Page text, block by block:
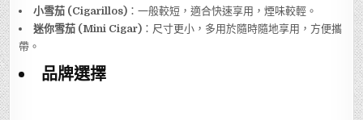
小雪茄 (Cigarillos) ：一般較短，適合快速享用，煙味較輕。
迷你雪茄 (Mini Cigar) ：尺寸更小，多用於隨時隨地享用，方便攜
帶。
品牌選擇